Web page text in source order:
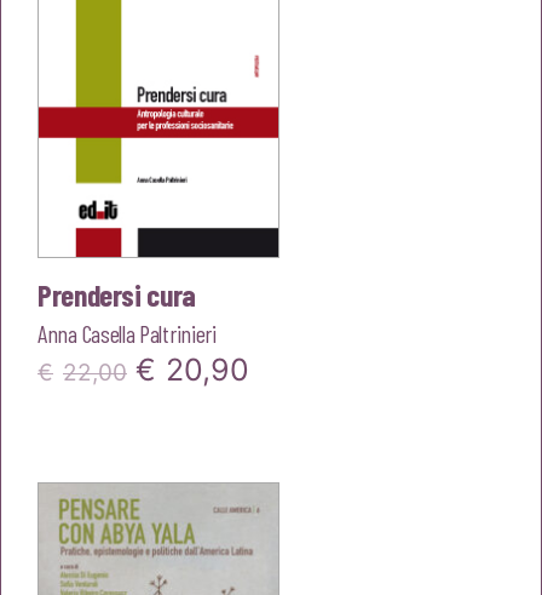
Prendersi cura
Anna Casella Paltrinieri
€ 22,00 Il
era:
€22,00.
€ 20,90
è:
€20,90.